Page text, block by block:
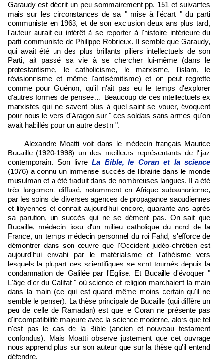
Garaudy est décrit un peu sommairement pp. 151 et suivantes
mais sur les circonstances de sa " mise à l'écart " du parti
communiste en 1968, et de son exclusion deux ans plus tard,
l'auteur aurait eu intérêt à se reporter à l'histoire intérieure du
parti communiste de Philippe Robrieux. Il semble que Garaudy,
qui avait été un des plus brillants piliers intellectuels de son
Parti, ait passé sa vie à se chercher lui-même (dans le
protestantisme, le catholicisme, le marxisme, l'islam, le
révisionnisme et même l'antisémitisme) et on peut regrette
comme pour Guénon, qu'il n'ait pas eu le temps d'explorer
d'autres formes de pensée… Beaucoup de ces intellectuels ex
marxistes qui ne savent plus à quel saint se vouer, évoquent
pour nous le vers d'Aragon sur " ces soldats sans armes qu'on
avait habillés pour un autre destin ".
Alexandre Moatti voit dans le médecin français Maurice
Bucaille (1920-1998) un des meilleurs représentants de l'Ijaz
contemporain. Son livre La Bible, le Coran et la science
(1976) a connu un immense succès de librairie dans le monde
musulman et a été traduit dans de nombreuses langues. Il a été
très largement diffusé, notamment en Afrique subsaharienne,
par les soins de diverses agences de propagande saoudiennes
et libyennes et connait aujourd'hui encore, quarante ans après
sa parution, un succès qui ne se dément pas. On sait que
Bucaille, médecin issu d'un milieu catholique du nord de la
France, un temps médecin personnel du roi Fahd, s'efforce de
démontrer dans son œuvre que l'Occident judéo-chrétien est
aujourd'hui envahi par le matérialisme et l'athéisme vers
lesquels la plupart des scientifiques se sont tournés depuis la
condamnation de Galilée par l'Eglise. Et Bucaille d'évoquer "
L'âge d'or du Califat " où science et religion marchaient la main
dans la main (ce qui est quand même moins certain qu'il ne
semble le penser). La thèse principale de Bucaille (qui diffère un
peu de celle de Ramadan) est que le Coran ne présente pas
d'incompatibilité majeure avec la science moderne, alors que tel
n'est pas le cas de la Bible (ancien et nouveau testament
confondus). Mais Moatti observe justement que cet ouvrage
nous apprend plus sur son auteur que sur la thèse qu'il entend
défendre.